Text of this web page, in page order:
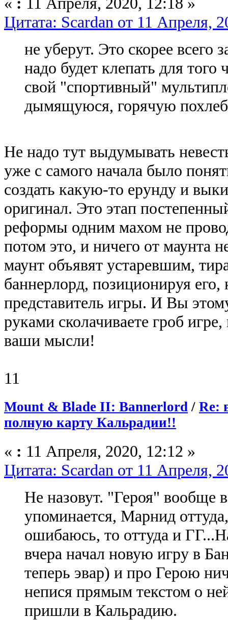
Цитата: Scardan от 11 Апреля,
не уберут. Это скорее
надо будет клепать для
свой "спортивный"
дымящуюся, горячую
Не надо тут выдумывать
уже с самого начала было
создать какую-то ерунду и
оригинал. Это этап
реформы одним махом не
потом это, и ничего от маунта
маунт объявят устаревшим,
баннерлорд, позиционируя
представитель игры. И Вы
руками сколачиваете гроб
ваши мысли!
11
Mount & Blade II: Bannerlord / Re:
полную карту Кальрадии!!
« : 11 Апреля, 2020, 12:12 »
Цитата: Scardan от 11 Апреля,
Не назовут. "Героя" вообще
упоминается, Марнид
ошибаюсь, то оттуда и
вчера начал новую игру в
теперь эвар) и про Герою
непися прямым текстом о
пришли в Кальрадию.